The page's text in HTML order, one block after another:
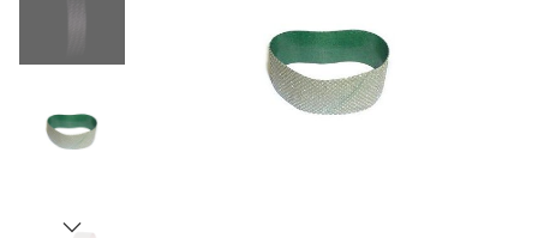
images
images